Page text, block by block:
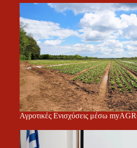
Αγροτικές Ενισχύσεις μέσω